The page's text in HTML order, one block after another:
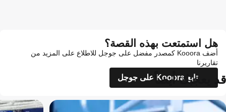
هل استمتعت بهذه القصة؟
أضف Kooora كمصدر مفضل على جوجل للاطلاع على المزيد من
تقاريرنا
تابع Kooora على جوجل
قد يعجبك أيضاً